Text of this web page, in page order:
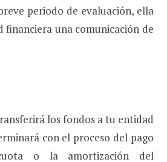
periodo de evaluación, ella
financiera una comunicación de
los fondos a tu entidad
con el proceso del pago
o la amortización del